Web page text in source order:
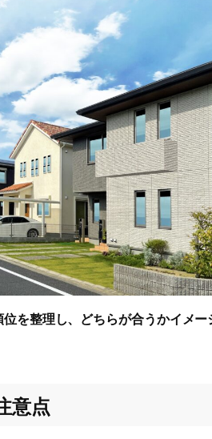
を整理し、どちらが合うかイメー
意点